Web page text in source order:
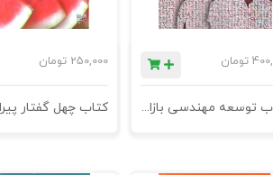
تومان
کتاب توسعه مهندسی بازار با بزرگان بازاریابی و تبلیغات جهان - چاپ دوم
250,000 تومان